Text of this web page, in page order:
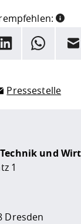
WhatsappE-Mail
Pressestelle
und
1
Dresden